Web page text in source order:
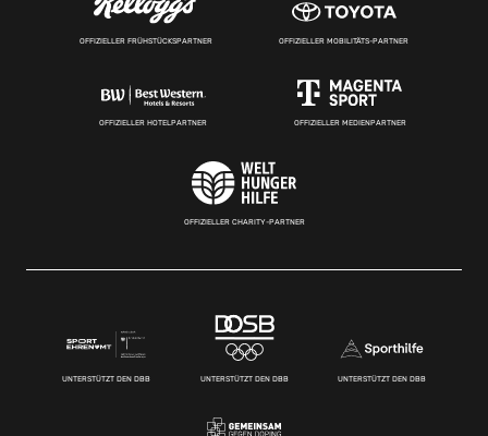
OFFIZIELLER FRÜHSTÜCKSPARTNER OFFIZIELLER MOBILITÄTS-PARTNER
OFFIZIELLER HOTELPARTNER OFFIZIELLER MEDIENPARTNER
OFFIZIELLER CHARITY-PARTNER
UNTERSTÜTZT DEN DBB UNTERSTÜTZT DEN DBB UNTERSTÜTZT DEN DBB